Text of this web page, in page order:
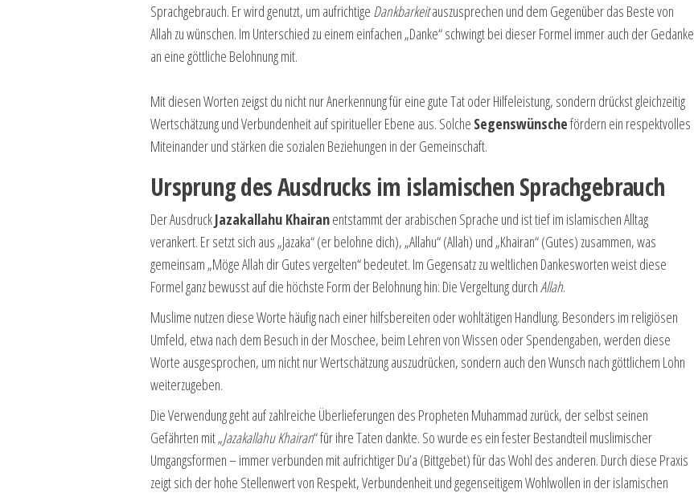
Sprachgebrauch. Er wird genutzt, um aufrichtige Dankbarkeitauszusprechen und dem Gegenüber das Beste von
Allah zu wünschen. Im Unterschied zu einem einfachen „Danke“ schwingt bei dieser Formel immer auch der Gedanke
an eine göttliche Belohnung mit.
Mit diesen Worten zeigst du nicht nur Anerkennung für eine gute Tat oder Hilfeleistung, sondern drückst gleichzeitig
Wertschätzung und Verbundenheit auf spiritueller Ebene aus. Solche Segenswünschefördern ein respektvolles
Miteinander und stärken die sozialen Beziehungen in der Gemeinschaft.
Ursprung des Ausdrucks im islamischen Sprachgebrauch
Der AusdruckJazakallahu Khairanentstammt der arabischen Sprache und ist tief im islamischen Alltag
verankert. Er setzt sich aus „Jazaka“ (er belohne dich), „Allahu“ (Allah) und „Khairan“ (Gutes) zusammen, was
gemeinsam „Möge Allah dir Gutes vergelten“ bedeutet. Im Gegensatz zu weltlichen Dankesworten weist diese
Formel ganz bewusst auf die höchste Form der Belohnung hin: Die Vergeltung durchAllah.
Muslime nutzen diese Worte häufig nach einer hilfsbereiten oder wohltätigen Handlung. Besonders im religiösen
Umfeld, etwa nach dem Besuch in der Moschee, beim Lehren von Wissen oder Spendengaben, werden diese
Worte ausgesprochen, um nicht nur Wertschätzung auszudrücken, sondern auch den Wunsch nach göttlichem Lohn
weiterzugeben.
Die Verwendung geht auf zahlreiche Überlieferungen des Propheten Muhammad zurück, der selbst seinen
Gefährten mit „Jazakallahu Khairan“ für ihre Taten dankte. So wurde es ein fester Bestandteil muslimischer
Umgangsformen – immer verbunden mit aufrichtiger Du’a (Bittgebet) für das Wohl des anderen. Durch diese Praxis
zeigt sich der hohe Stellenwert von Respekt, Verbundenheit und gegenseitigem Wohlwollen in der islamischen